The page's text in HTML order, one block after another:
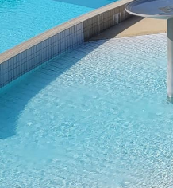
0020 0006 2012 53
0000 0001 0061 50
Rheinpfalz eG
Stadt Hockenheim